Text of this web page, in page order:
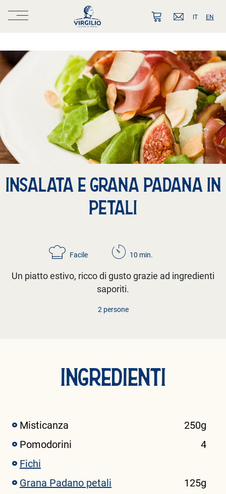
IT EN
INSALATA E GRANA PADANA IN
PETALI
Facile 10 min.
Un piatto estivo, ricco di gusto grazie ad ingredienti
saporiti.
2 persone
INGREDIENTI
Misticanza
250g
Pomodorini
4
Fichi
Grana Padano petali
125g